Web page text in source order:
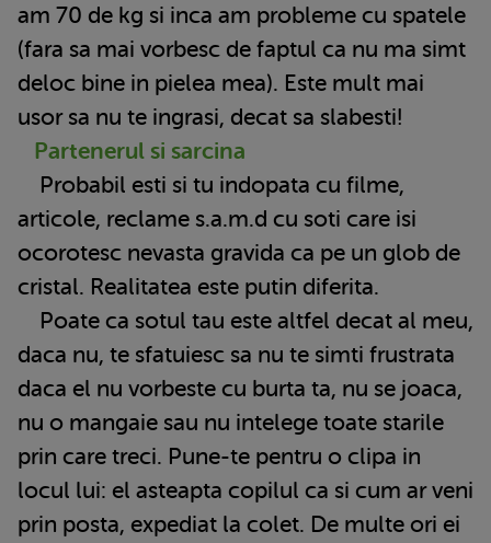
am 70 de kg si inca am probleme cu spatele
(fara sa mai vorbesc de faptul ca nu ma simt
deloc bine in pielea mea). Este mult mai
usor sa nu te ingrasi, decat sa slabesti!
Partenerul si sarcina
Probabil esti si tu indopata cu filme,
articole, reclame s.a.m.d cu soti care isi
ocorotesc nevasta gravida ca pe un glob de
cristal. Realitatea este putin diferita.
Poate ca sotul tau este altfel decat al meu,
daca nu, te sfatuiesc sa nu te simti frustrata
daca el nu vorbeste cu burta ta, nu se joaca,
nu o mangaie sau nu intelege toate starile
prin care treci. Pune-te pentru o clipa in
locul lui: el asteapta copilul ca si cum ar veni
prin posta, expediat la colet. De multe ori ei